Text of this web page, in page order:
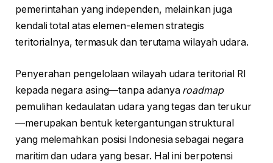
pemerintahan yang independen, melainkan juga
kendali total atas elemen-elemen strategis
teritorialnya, termasuk dan terutama wilayah udara.
Penyerahan pengelolaan wilayah udara teritorial RI
kepada negara asing—tanpa adanya roadmap
pemulihan kedaulatan udara yang tegas dan terukur
—merupakan bentuk ketergantungan struktural
yang melemahkan posisi Indonesia sebagai negara
maritim dan udara yang besar. Hal ini berpotensi